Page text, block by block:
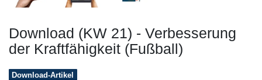
Download (KW 21) - Verbesserung
der Kraftfähigkeit (Fußball)
Download-Artikel